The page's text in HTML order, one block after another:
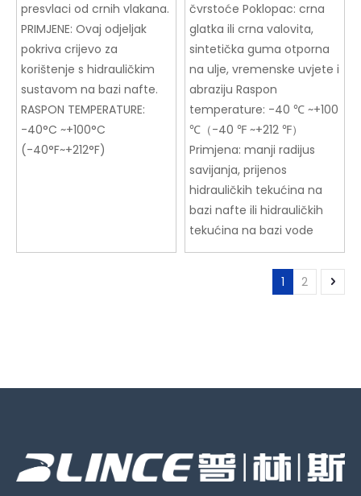
presvlaci od crnih vlakana.
PRIMJENE: Ovaj odjeljak
pokriva crijevo za
korištenje s hidrauličkim
sustavom na bazi nafte.
RASPON TEMPERATURE:
-40°C ~+100°C
(-40°F~+212°F)
čvrstoće Poklopac: crna
glatka ili crna valovita,
sintetička guma otporna
na ulje, vremenske uvjete i
abraziju Raspon
temperature: -40 ℃ ~+100
℃（-40 ℉ ~+212 ℉）
Primjena: manji radijus
savijanja, prijenos
hidrauličkih tekućina na
bazi nafte ili hidrauličkih
tekućina na bazi vode
1 2